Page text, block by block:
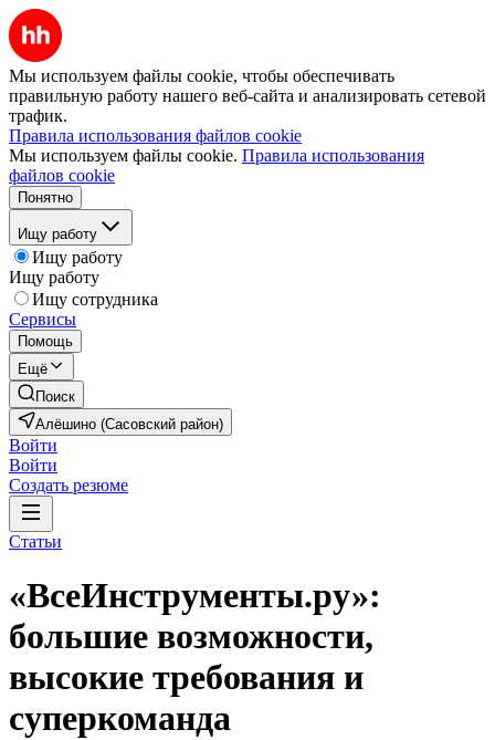
Мы используем файлы cookie, чтобы обеспечивать
правильную работу нашего веб-сайта и анализировать сетевой
трафик.
Правила использования файлов cookie
Мы используем файлы cookie. Правила использования
файлов cookie
Понятно
Ищу работу
Ищу работу
Ищу работу
Ищу сотрудника
Сервисы
Помощь
Ещё
Поиск
Алёшино (Сасовский район)
Войти
Войти
Создать резюме
Статьи
«ВсеИнструменты.ру»:
большие возможности,
высокие требования и
суперкоманда